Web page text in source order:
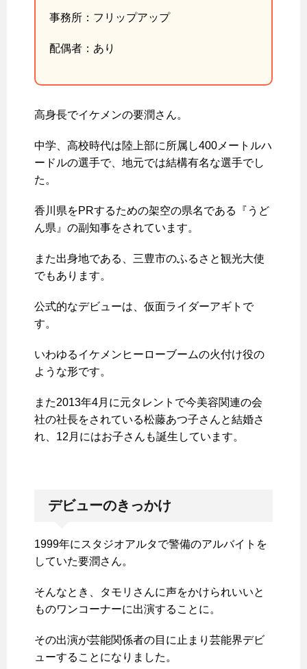
事務所：フリップアップ
配偶者：あり
高身長でイケメンの要潤さん。
中学、高校時代は陸上部に所属し400メートルハ
ードルの選手で、地元では結構有名な選手でし
た。
香川県をPRするための架空の県名である『うど
ん県』の副知事をされています。
また出身地である、三豊市のふるさと観光大使
でもあります。
公式的なデビューは、仮面ライダーアギトで
す。
いわゆるイケメンヒーローブームの火付け役の
ような形です。
また2013年4月に元タレントで今美容関連の会
社の社長をされている松藤あつ子さんと結婚さ
れ、12月にはお子さんも誕生しています。
デビューのきっかけ
1999年にスタジオアルタで警備のアルバイトを
していた要潤さん。
そんなとき、タモリさんに声をかけられいいと
ものワンコーナーに出演することに。
その出演が芸能関係者の目に止まり芸能界デビ
ューすることになりました。